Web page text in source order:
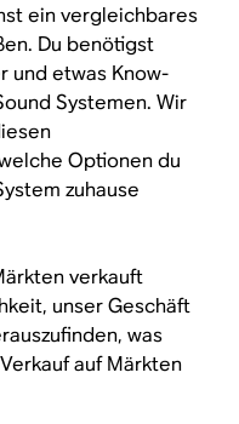
ein vergleichbares
Du benötigst
und etwas Know-
Systemen. Wir
Optionen du
zuhause
verkauft
unser Geschäft
was
auf Märkten